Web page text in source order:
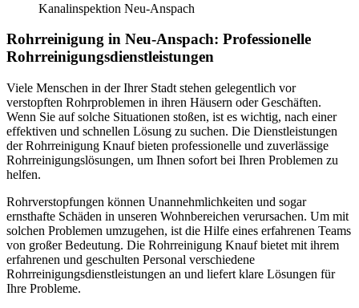
Kanalinspektion Neu-Anspach
Rohrreinigung in Neu-Anspach: Professionelle
Rohrreinigungsdienstleistungen
Viele Menschen in der Ihrer Stadt stehen gelegentlich vor
verstopften Rohrproblemen in ihren Häusern oder Geschäften.
Wenn Sie auf solche Situationen stoßen, ist es wichtig, nach einer
effektiven und schnellen Lösung zu suchen. Die Dienstleistungen
der Rohrreinigung Knauf bieten professionelle und zuverlässige
Rohrreinigungslösungen, um Ihnen sofort bei Ihren Problemen zu
helfen.
Rohrverstopfungen können Unannehmlichkeiten und sogar
ernsthafte Schäden in unseren Wohnbereichen verursachen. Um mit
solchen Problemen umzugehen, ist die Hilfe eines erfahrenen Teams
von großer Bedeutung. Die Rohrreinigung Knauf bietet mit ihrem
erfahrenen und geschulten Personal verschiedene
Rohrreinigungsdienstleistungen an und liefert klare Lösungen für
Ihre Probleme.